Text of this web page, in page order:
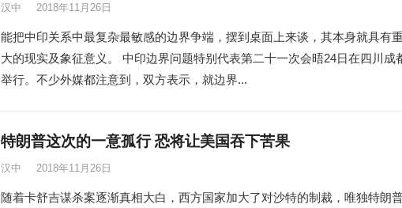
汉中 2018年11月26日
能把中印关系中最复杂最敏感的边界争端，摆到桌面上来谈，其本身就具有
大的现实及象征意义。 中印边界问题特别代表第二十一次会晤24日在四川成
举行。不少外媒都注意到，双方表示，就边界...
特朗普这次的一意孤行 恐将让美国吞下苦果
汉中 2018年11月26日
随着卡舒吉谋杀案逐渐真相大白，西方国家加大了对沙特的制裁，唯独特朗